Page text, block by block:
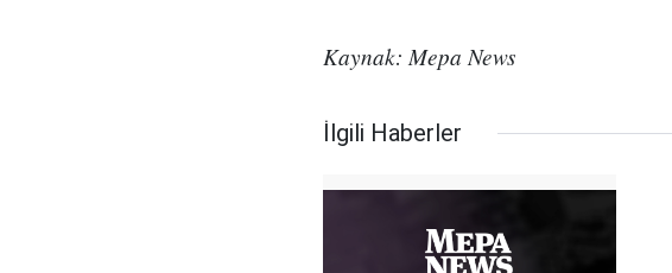
Kaynak: Mepa News
İlgili Haberler